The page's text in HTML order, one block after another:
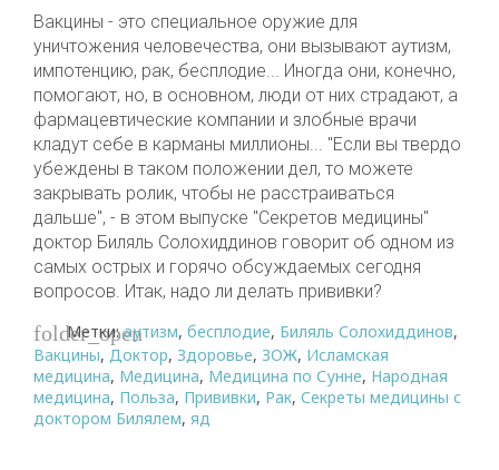
Вакцины - это специальное оружие для
уничтожения человечества, они вызывают аутизм,
импотенцию, рак, бесплодие... Иногда они, конечно,
помогают, но, в основном, люди от них страдают, а
фармацевтические компании и злобные врачи
кладут себе в карманы миллионы... "Если вы твердо
убеждены в таком положении дел, то можете
закрывать ролик, чтобы не расстраиваться
дальше", - в этом выпуске "Секретов медицины"
доктор Биляль Солохиддинов говорит об одном из
самых острых и горячо обсуждаемых сегодня
вопросов. Итак, надо ли делать прививки?
folder_open
Метки:аутизм, бесплодие, Биляль Солохиддинов,
Вакцины, Доктор, Здоровье, ЗОЖ, Исламская
медицина, Медицина, Медицина по Сунне, Народная
медицина, Польза, Прививки, Рак, Секреты медицины с
доктором Билялем, яд